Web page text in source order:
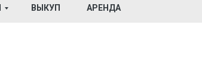
ВЫКУП АРЕНДА